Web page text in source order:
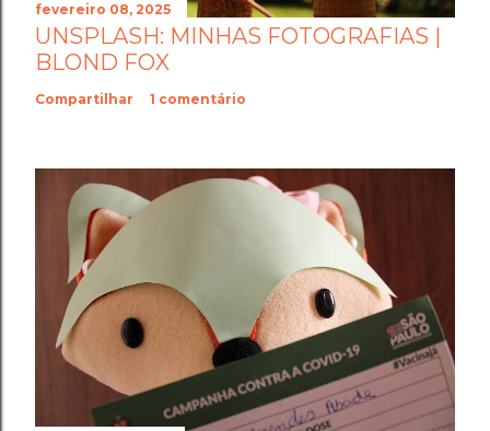
fevereiro 08, 2025
UNSPLASH: MINHAS FOTOGRAFIAS |
BLOND FOX
Compartilhar 1 comentário